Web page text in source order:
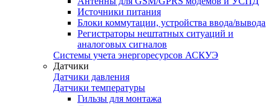
Источники питания
Блоки коммутации, устройства ввода/вывода
Регистраторы нештатных ситуаций и
аналоговых сигналов
Системы учета энергоресурсов АСКУЭ
Датчики
Датчики давления
Датчики температуры
Гильзы для монтажа